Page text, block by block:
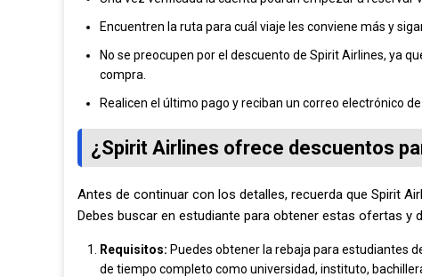
Encuentren la ruta para cuál viaje les conviene más y
No se preocupen por el descuento de Spirit Airlines, ya
compra.
Realicen el último pago y reciban un correo electrónico
¿Spirit Airlines ofrece descuentos
Antes de continuar con los detalles, recuerda que Spirit
Debes buscar en estudiante para obtener estas ofertas y
Requisitos: Puedes obtener la rebaja para estudiantes
de tiempo completo como universidad, instituto,